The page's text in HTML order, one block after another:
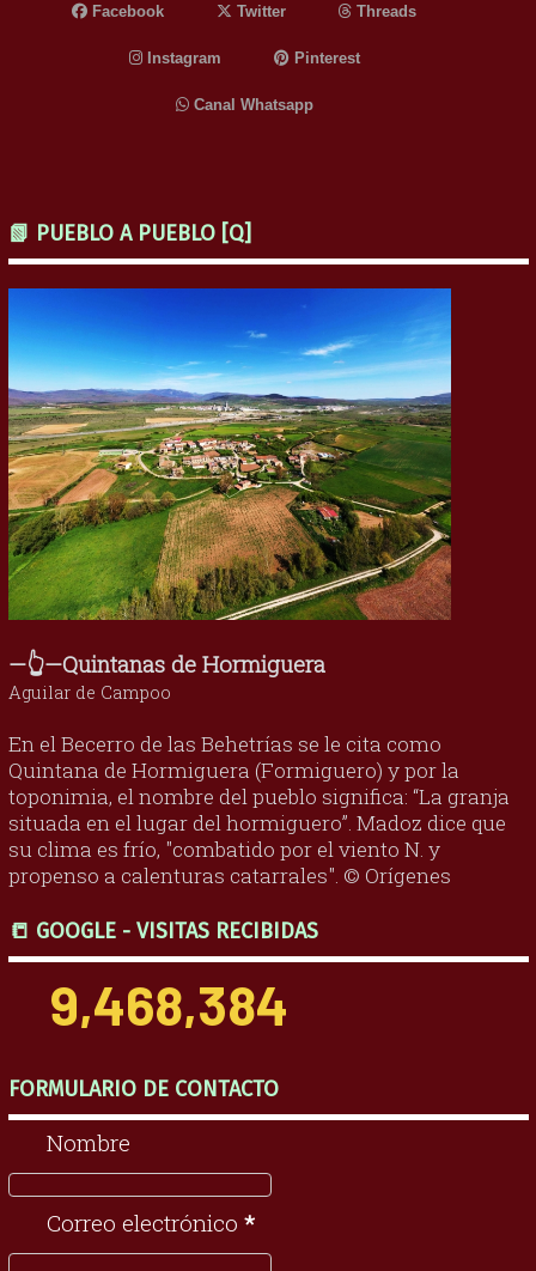
Facebook Twitter Threads
Instagram Pinterest
Canal Whatsapp
📗 PUEBLO A PUEBLO [Q]
—👆—Quintanas de Hormiguera
Aguilar de Campoo
En el Becerro de las Behetrías se le cita como
Quintana de Hormiguera (Formiguero) y por la
toponimia, el nombre del pueblo significa: “La granja
situada en el lugar del hormiguero”. Madoz dice que
su clima es frío, "combatido por el viento N. y
propenso a calenturas catarrales". © Orígenes
📒 GOOGLE - VISITAS RECIBIDAS
9,468,384
FORMULARIO DE CONTACTO
Nombre
Correo electrónico *